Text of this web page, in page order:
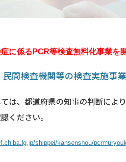
に係るPCR等検査無料化事業を
民間検査機関等の検査実施事
は、都道府県の知事の判断によ
ください。
shippei/kansenshou/